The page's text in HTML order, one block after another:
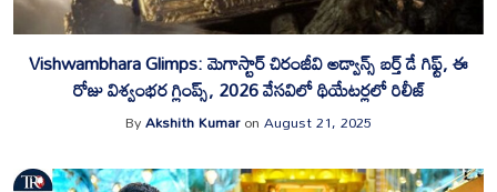
Vishwambhara Glimps: మెగాస్టార్ చిరంజీవి అడ్వాన్స్ బర్త్ డే గిఫ్ట్, ఈ
రోజు విశ్వంభర గ్లింప్స్, 2026 వేసవిలో థియేటర్లలో రిలీజ్
ByAkshith KumaronAugust 21, 2025